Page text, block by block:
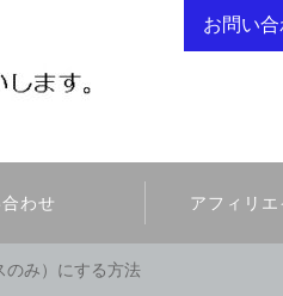
お問い
わせ アフィリ
のみ）にする方法